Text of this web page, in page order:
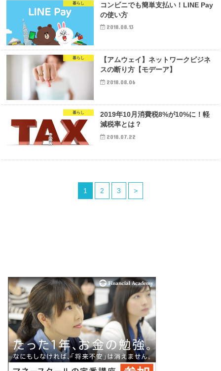
暮らし
コンビニでも簡単支払い！LINE Pay
の使い方
2018.08.13
暮らし
【アムウェイ】ネットワークビジネ
スの断り方【モデーア】
2018.08.06
暮らし
2019年10月消費税8%が10%に！軽
減税率とは？
2018.07.22
1 2 3 >